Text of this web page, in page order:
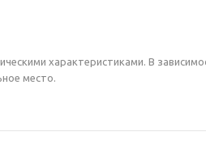
характеристиками. В
место.